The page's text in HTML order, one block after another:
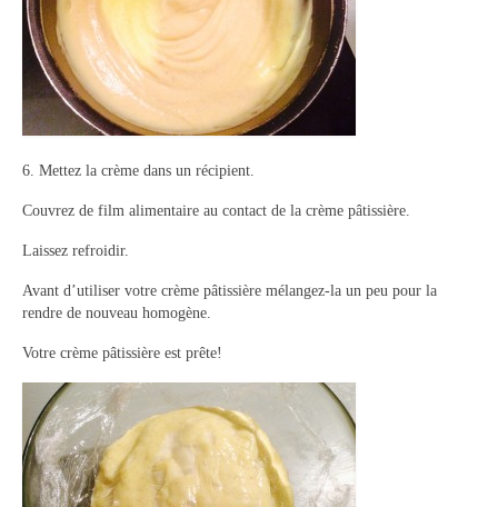
6. Mettez la crème dans un récipient.
Couvrez de film alimentaire au contact de la crème pâtissière.
Laissez refroidir.
Avant d’utiliser votre crème pâtissière mélangez-la un peu pour la
rendre de nouveau homogène.
Votre crème pâtissière est prête!